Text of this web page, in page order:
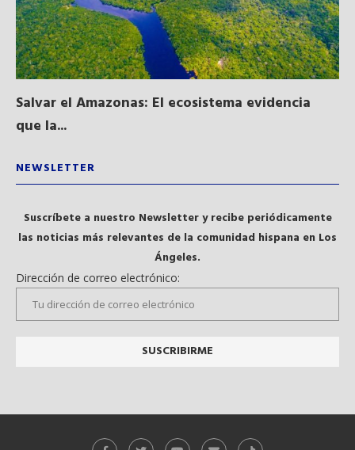
Salvar el Amazonas: El ecosistema evidencia
que la...
NEWSLETTER
Suscríbete a nuestro Newsletter y recibe periódicamente
las noticias más relevantes de la comunidad hispana en Los
Ángeles.
Dirección de correo electrónico: